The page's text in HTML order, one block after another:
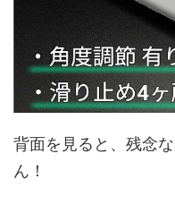
背面を見ると、残念
ん！